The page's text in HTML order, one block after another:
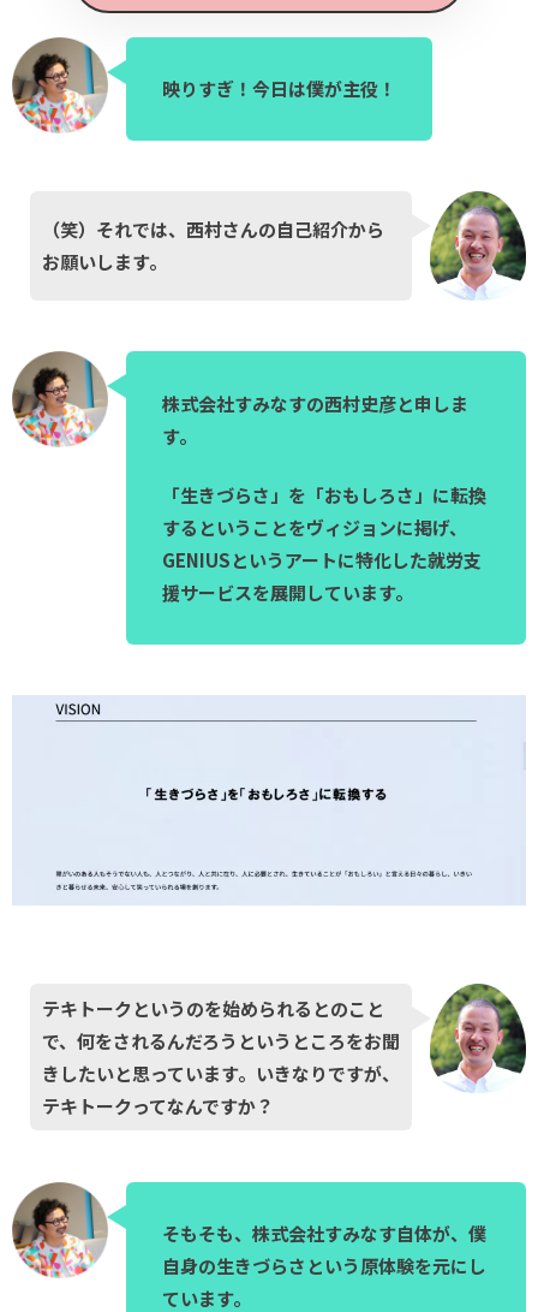
映りすぎ！今日は僕が主役！
（笑）それでは、西村さんの自己紹介から
お願いします。
株式会社すみなすの西村史彦と申しま
す。
「生きづらさ」を「おもしろさ」に転換
するということをヴィジョンに掲げ、
GENIUSというアートに特化した就労支
援サービスを展開しています。
テキトークというのを始められるとのこと
で、何をされるんだろうというところをお聞
きしたいと思っています。いきなりですが、
テキトークってなんですか？
そもそも、株式会社すみなす自体が、僕
自身の生きづらさという原体験を元にし
ています。